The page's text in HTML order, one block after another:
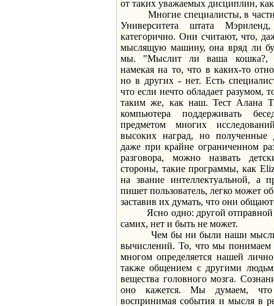
от таких уважаемых дисциплин,
Многие специалисты, в
Университета штата
категорично. Они считают, что,
мыслящую машину, она вряд ли
мы. "Мыслит ли ваша кошка?, -
намекая на то, что в каких-то
но в других - нет. Есть
что если нечто обладает разумом,
таким же, как наш. Тест Алана
компьютера поддерживать
предметом многих
высоких наград, но полученные
даже при крайне ограниченном
разговора, можно назвать
стороны, такие программы, как
на звание интеллектуальной, а
пишет пользователь, легко может
заставив их думать, что они
Ясно одно: другой отправной
самих, нет и быть не может.
Чем бы ни были наши мысли,
вычислений. То, что мы
многом определяется нашей
также общением с другими
вещества головного мозга.
оно кажется. Мы думаем,
воспринимая события и мысля в